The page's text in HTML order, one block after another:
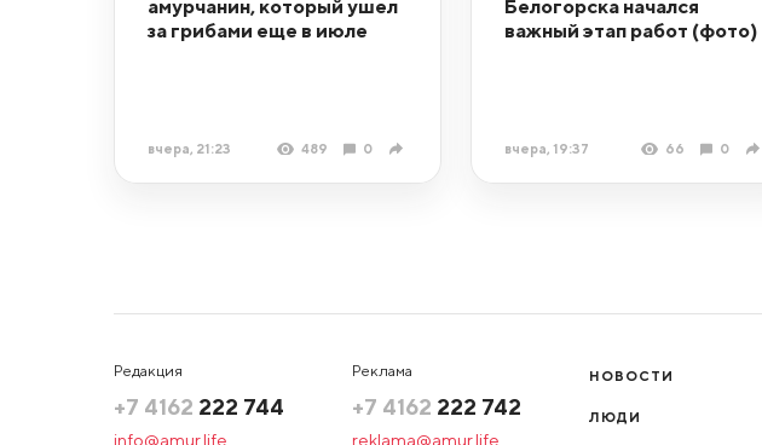
амурчанин, который ушел
за грибами еще в июле
вчера, 21:23 489 0
Белогорска начался
важный этап работ (фото)
вчера, 19:37 66 0
Редакция
+7 4162 222 744
info@amur.life
Реклама
+7 4162 222 742
reklama@amur.life
НОВОСТИ
ЛЮДИ